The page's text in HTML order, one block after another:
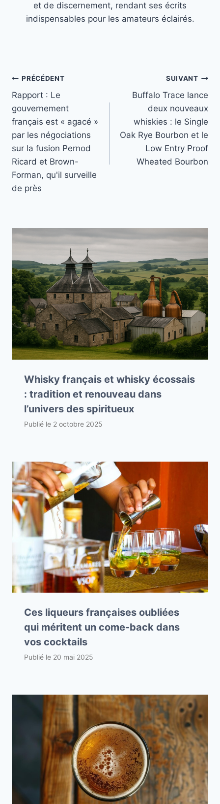
et de discernement, rendant ses écrits
indispensables pour les amateurs éclairés.
Navigation
de
l’article
PRÉCÉDENT
Rapport : Le
gouvernement
français est « agacé »
par les négociations
sur la fusion Pernod
Ricard et Brown-
Forman, qu'il surveille
de près
SUIVANT
Buffalo Trace lance
deux nouveaux
whiskies : le Single
Oak Rye Bourbon et le
Low Entry Proof
Wheated Bourbon
Whisky français et whisky écossais
: tradition et renouveau dans
l’univers des spiritueux
Publié le 2 octobre 2025
Ces liqueurs françaises oubliées
qui méritent un come-back dans
vos cocktails
Publié le 20 mai 2025